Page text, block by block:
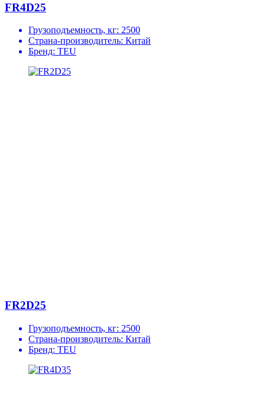
FR4D25
Грузоподъемность, кг: 2500
Страна-производитель: Китай
Бренд: TEU
FR2D25
Грузоподъемность, кг: 2500
Страна-производитель: Китай
Бренд: TEU